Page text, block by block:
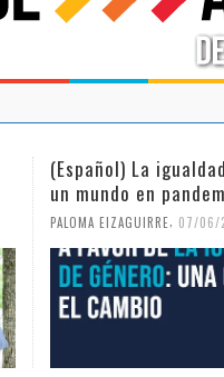
(Español) La
un mundo en
PALOMA EIZAGUIRRE 07/06/